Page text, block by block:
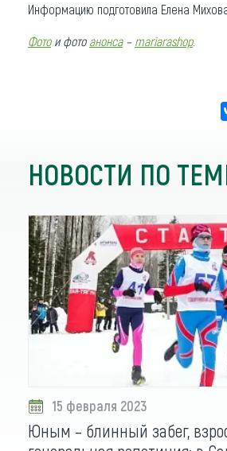
Информацию подготовила Елена
Фотои фото анонса– mariarashop.
НОВОСТИ ПО
15 февраля 2023
Юным – блинный забег,